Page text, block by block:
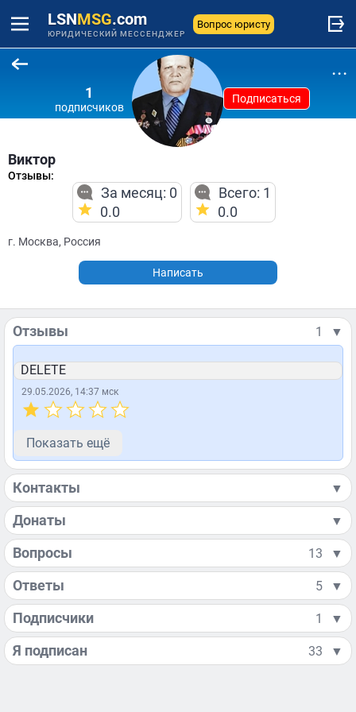
LSNMSG.com
ЮРИДИЧЕСКИЙ МЕССЕНДЖЕР
Вопрос юристу
1
подписчиков
Подписаться
...
Виктор
Отзывы:
За месяц: 0
0.0
Всего: 1
0.0
г. Москва, Россия
Написать
Отзывы 1 ▼
DELETE
29.05.2026, 14:37 мск
Показать ещё
Контакты ▼
Донаты ▼
Вопросы 13 ▼
Ответы 5 ▼
Подписчики 1 ▼
Я подписан 33 ▼